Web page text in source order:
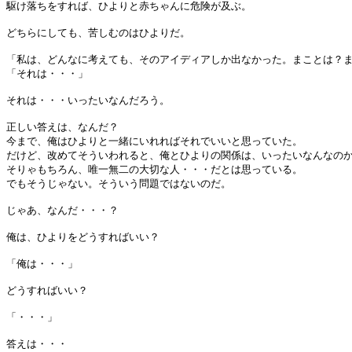
駆け落ちをすれば、ひよりと赤ちゃんに危険が及ぶ。
どちらにしても、苦しむのはひよりだ。
「私は、どんなに考えても、そのアイディアしか出なかった。まことは？
「それは・・・」
それは・・・いったいなんだろう。
正しい答えは、なんだ？
今まで、俺はひよりと一緒にいれればそれでいいと思っていた。
だけど、改めてそういわれると、俺とひよりの関係は、いったいなんなのか
そりゃもちろん、唯一無二の大切な人・・・だとは思っている。
でもそうじゃない。そういう問題ではないのだ。
じゃあ、なんだ・・・？
俺は、ひよりをどうすればいい？
「俺は・・・」
どうすればいい？
「・・・」
答えは・・・